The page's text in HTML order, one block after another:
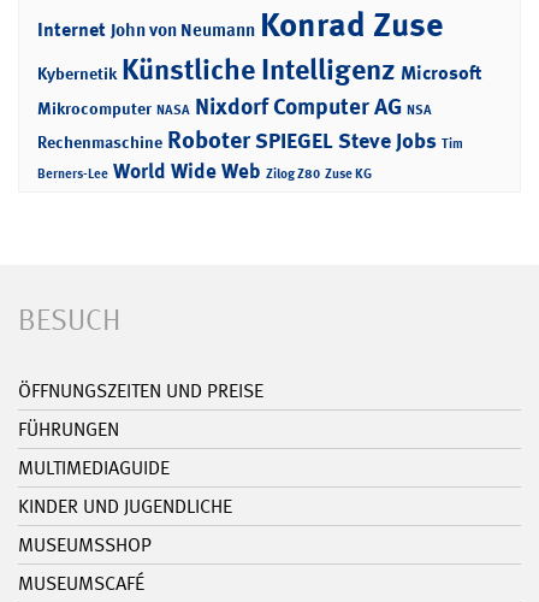
Internet John von Neumann Konrad Zuse
Kybernetik Künstliche Intelligenz Microsoft
Mikrocomputer NASA Nixdorf Computer AG NSA
Rechenmaschine RoboterSPIEGELSteve Jobs Tim
Berners-Lee World Wide Web Zilog Z80 Zuse KG
BESUCH
ÖFFNUNGSZEITEN UND PREISE
FÜHRUNGEN
MULTIMEDIAGUIDE
KINDER UND JUGENDLICHE
MUSEUMSSHOP
MUSEUMSCAFÉ